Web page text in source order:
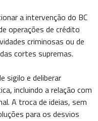
a intervenção do BC
operações de crédito
criminosas ou de
cortes supremas.
sigilo e deliberar
incluindo a relação com
A troca de ideias, sem
para os desvios